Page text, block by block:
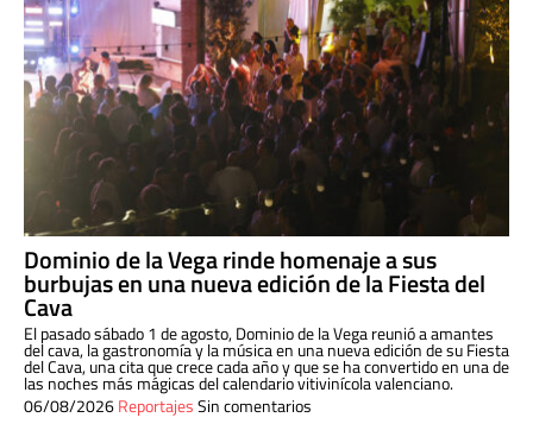
Dominio de la Vega rinde homenaje a sus
burbujas en una nueva edición de la Fiesta del
Cava
El pasado sábado 1 de agosto, Dominio de la Vega reunió a amantes
del cava, la gastronomía y la música en una nueva edición de su Fiesta
del Cava, una cita que crece cada año y que se ha convertido en una de
las noches más mágicas del calendario vitivinícola valenciano.
06/08/2026ReportajesSin comentarios